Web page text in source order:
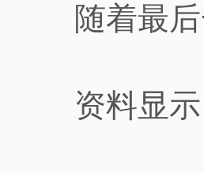
随着最
资料显